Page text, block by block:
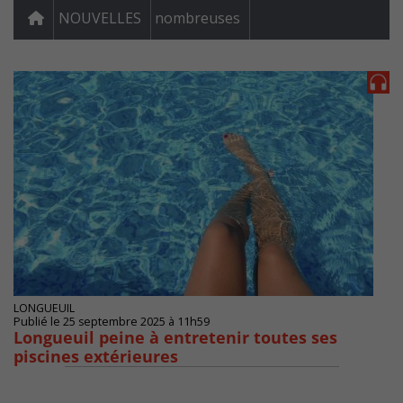
NOUVELLES nombreuses
LONGUEUIL
Publié le 25 septembre 2025 à 11h59
Longueuil peine à entretenir toutes ses
piscines extérieures